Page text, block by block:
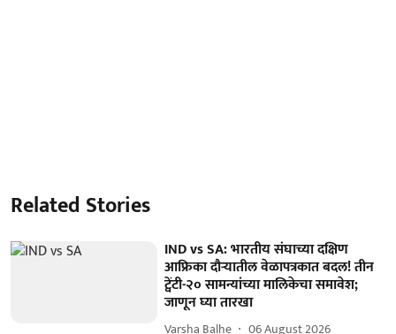
Related Stories
IND vs SA: भारतीय संघाच्या दक्षिण
आफ्रिका दौऱ्यातील वेळापत्रकात बदल! तीन
ट्वेंटी-२० सामन्यांच्या मालिकेचा समावेश;
जाणून घ्या तारखा
Varsha Balhe 06 August 2026